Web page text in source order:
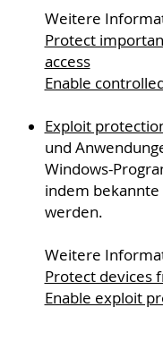
Weitere
Protect
access
Enable
Exploit
und
Windows-
indem
werden.
Weitere
Protect devices
Enable exploit